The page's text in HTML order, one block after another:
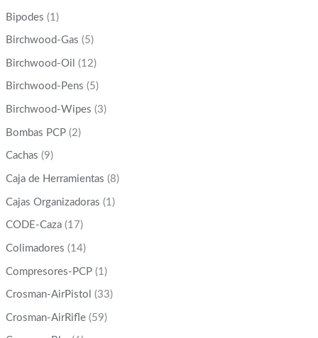
Bipodes (1)
Birchwood-Gas (5)
Birchwood-Oil (12)
Birchwood-Pens (5)
Birchwood-Wipes (3)
Bombas PCP (2)
Cachas (9)
Caja de Herramientas (8)
Cajas Organizadoras (1)
CODE-Caza (17)
Colimadores (14)
Compresores-PCP (1)
Crosman-AirPistol (33)
Crosman-AirRifle (59)